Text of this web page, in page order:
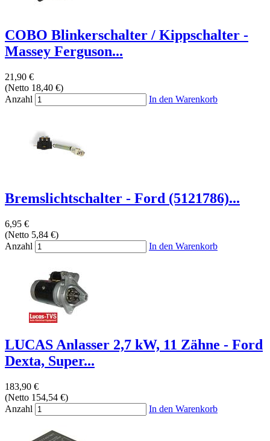
COBO Blinkerschalter / Kippschalter -
Massey Ferguson...
21,90 €
(Netto 18,40 €)
Anzahl
In den Warenkorb
Bremslichtschalter - Ford (5121786)...
6,95 €
(Netto 5,84 €)
Anzahl
In den Warenkorb
LUCAS Anlasser 2,7 kW, 11 Zähne - Ford
Dexta, Super...
183,90 €
(Netto 154,54 €)
Anzahl
In den Warenkorb